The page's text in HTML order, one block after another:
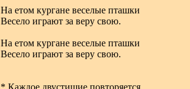
На етом кургане веселые пташки
Весело играют за веру свою.
На етом кургане веселые пташки
Весело играют за веру свою.
* Каждое двустишие повторяется.